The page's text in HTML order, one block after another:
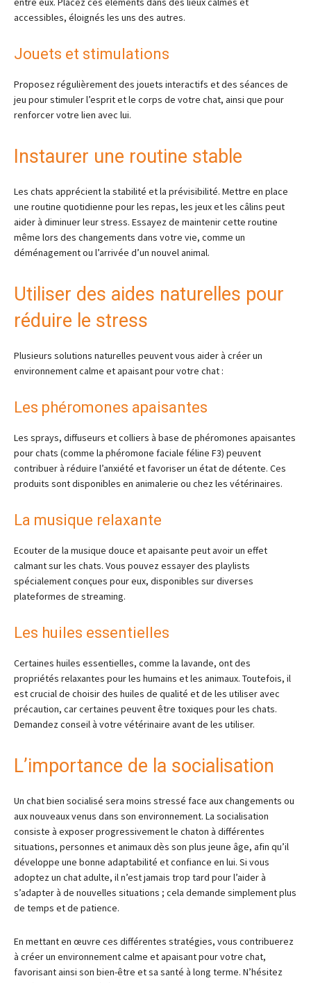
accessibles, éloignés les uns des autres.
Jouets et stimulations
Proposez régulièrement des jouets interactifs et des séances de
jeu pour stimuler l’esprit et le corps de votre chat, ainsi que pour
renforcer votre lien avec lui.
Instaurer une routine stable
Les chats apprécient la stabilité et la prévisibilité. Mettre en place
une routine quotidienne pour les repas, les jeux et les câlins peut
aider à diminuer leur stress. Essayez de maintenir cette routine
même lors des changements dans votre vie, comme un
déménagement ou l’arrivée d’un nouvel animal.
Utiliser des aides naturelles pour
réduire le stress
Plusieurs solutions naturelles peuvent vous aider à créer un
environnement calme et apaisant pour votre chat :
Les phéromones apaisantes
Les sprays, diffuseurs et colliers à base de phéromones apaisantes
pour chats (comme la phéromone faciale féline F3) peuvent
contribuer à réduire l’anxiété et favoriser un état de détente. Ces
produits sont disponibles en animalerie ou chez les vétérinaires.
La musique relaxante
Ecouter de la musique douce et apaisante peut avoir un effet
calmant sur les chats. Vous pouvez essayer des playlists
spécialement conçues pour eux, disponibles sur diverses
plateformes de streaming.
Les huiles essentielles
Certaines huiles essentielles, comme la lavande, ont des
propriétés relaxantes pour les humains et les animaux. Toutefois, il
est crucial de choisir des huiles de qualité et de les utiliser avec
précaution, car certaines peuvent être toxiques pour les chats.
Demandez conseil à votre vétérinaire avant de les utiliser.
L’importance de la socialisation
Un chat bien socialisé sera moins stressé face aux changements ou
aux nouveaux venus dans son environnement. La socialisation
consiste à exposer progressivement le chaton à différentes
situations, personnes et animaux dès son plus jeune âge, afin qu’il
développe une bonne adaptabilité et confiance en lui. Si vous
adoptez un chat adulte, il n’est jamais trop tard pour l’aider à
s’adapter à de nouvelles situations ; cela demande simplement plus
de temps et de patience.
En mettant en œuvre ces différentes stratégies, vous contribuerez
à créer un environnement calme et apaisant pour votre chat,
favorisant ainsi son bien-être et sa santé à long terme. N’hésitez